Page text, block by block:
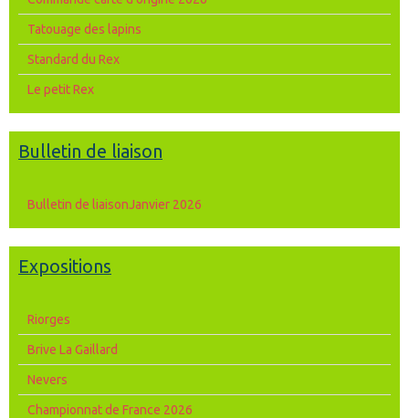
Tatouage des lapins
Standard du Rex
Le petit Rex
Bulletin de liaison
Bulletin de liaisonJanvier 2026
Expositions
Riorges
Brive La Gaillard
Nevers
Championnat de France 2026